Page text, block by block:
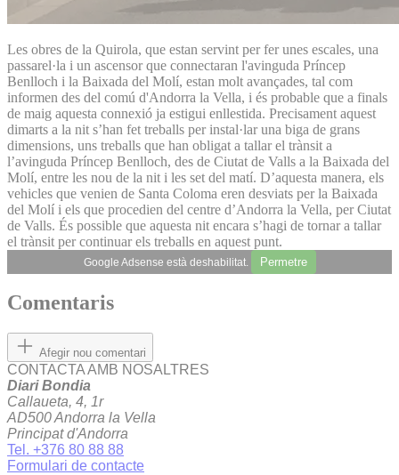
Les obres de la Quirola, que estan servint per fer unes escales, una
passarel·la i un ascensor que connectaran l'avinguda Príncep
Benlloch i la Baixada del Molí, estan molt avançades, tal com
informen des del comú d'Andorra la Vella, i és probable que a finals
de maig aquesta connexió ja estigui enllestida. Precisament aquest
dimarts a la nit s’han fet treballs per instal·lar una biga de grans
dimensions, uns treballs que han obligat a tallar el trànsit a
l’avinguda Príncep Benlloch, des de Ciutat de Valls a la Baixada del
Molí, entre les nou de la nit i les set del matí. D’aquesta manera, els
vehicles que venien de Santa Coloma eren desviats per la Baixada
del Molí i els que procedien del centre d’Andorra la Vella, per Ciutat
de Valls. És possible que aquesta nit encara s’hagi de tornar a tallar
el trànsit per continuar els treballs en aquest punt.
Google Adsense està deshabilitat. Permetre
Comentaris
Afegir nou comentari
CONTACTA AMB NOSALTRES
Diari Bondia
Callaueta, 4, 1r
AD500 Andorra la Vella
Principat d'Andorra
Tel. +376 80 88 88
Formulari de contacte